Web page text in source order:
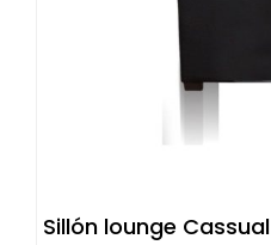
Sillón lounge Cassual